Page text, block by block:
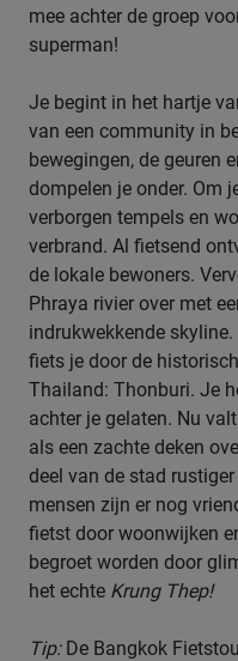
mee achter de groep
superman!
Je begint in het hartje
van een community in
bewegingen, de geuren
dompelen je onder. Om
verborgen tempels en
verbrand. Al fietsend
de lokale bewoners.
Phraya rivier over met
indrukwekkende
fiets je door de
Thailand: Thonburi. Je
achter je gelaten. Nu
als een zachte deken
deel van de stad
mensen zijn er nog
fietst door woonwijken
begroet worden door
het echte Krung Thep!
Tip:De Bangkok